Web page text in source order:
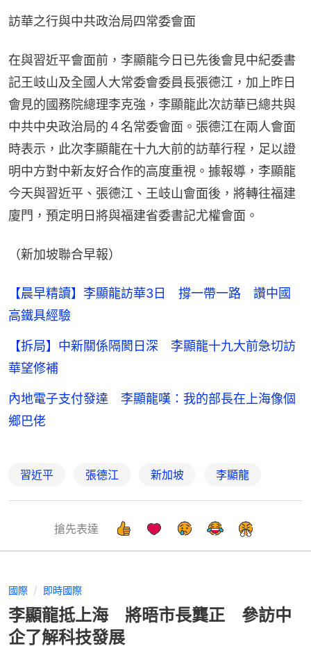
訪華之行與中共政治局四常委會面
在與習近平會面前，李顯龍今日已先後會見中紀委書
記王岐山及全國人大常委會委員長張德江，加上昨日
會見的國務院總理李克強，李顯龍此次訪華已總共與
中共中央政治局的４名常委會面。張德江在兩人會面
時表示，此次李顯龍在十九大前的訪華行程，足以證
明中方對中新友好合作的高度重視。據報導，李顯龍
今天與習近平、張德江、王岐山會面後，將轉往福建
廈門，預定明日將與福建省委書記尤權會面。
（新加坡聯合早報）
【晨早精讀】李顯龍訪華3日 撐一帶一路 讚中國
高鐵具經驗
【拆局】中新關係隔閡日深 李顯龍十九大前急切訪
華望修補
內地電子支付發達 李顯龍嘆：我的部長在上海像個
鄉巴佬
習近平 張德江 新加坡 李顯龍
搶先表達
國際 即時國際
李顯龍抵上海 將晤市長龔正 參訪中
企了解科技發展